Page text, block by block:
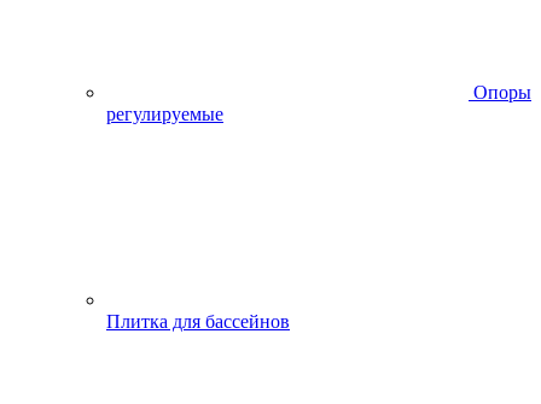
Опоры
регулируемые
Плитка для бассейнов